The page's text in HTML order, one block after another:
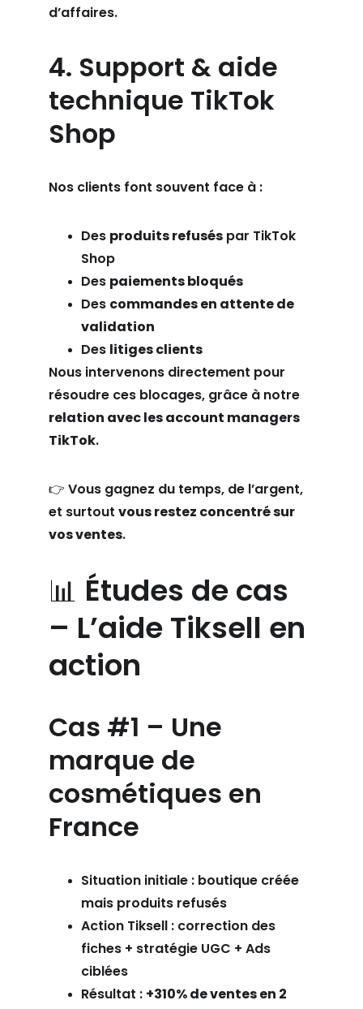
d’affaires.
4. Support & aide
technique TikTok
Shop
Nos clients font souvent face à :
Des produits refusés par TikTok
Shop
Des paiements bloqués
Des commandes en attente de
validation
Des litiges clients
Nous intervenons directement pour
résoudre ces blocages, grâce à notre
relation avec les account managers
TikTok.
👉 Vous gagnez du temps, de l’argent,
et surtout vous restez concentré sur
vos ventes.
📊 Études de cas
– L’aide Tiksell en
action
Cas #1 – Une
marque de
cosmétiques en
France
Situation initiale : boutique créée
mais produits refusés
Action Tiksell : correction des
fiches + stratégie UGC + Ads
ciblées
Résultat : +310% de ventes en 2